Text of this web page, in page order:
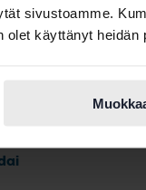
sivustoamme.
olet käyttänyt heidän